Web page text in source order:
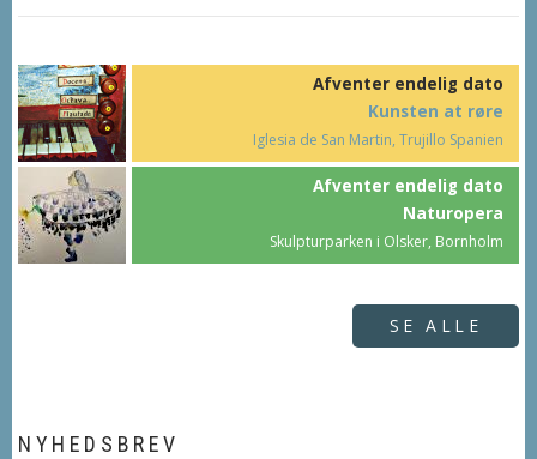
Afventer endelig dato
Kunsten at røre
Iglesia de San Martin, Trujillo Spanien
Afventer endelig dato
Naturopera
Skulpturparken i Olsker, Bornholm
SE ALLE
NYHEDSBREV